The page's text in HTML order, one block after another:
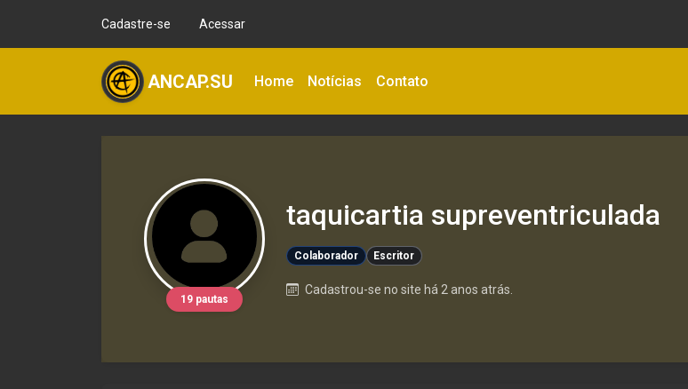
Cadastre-se Acessar
ANCAP.SU Home Notícias Contato
19 pautas
taquicartia supreventriculada
Colaborador Escritor
Cadastrou-se no site há 2 anos atrás.